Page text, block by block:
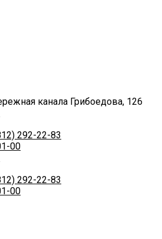
канала Грибоедова, 126
292-22-83
00
292-22-83
00